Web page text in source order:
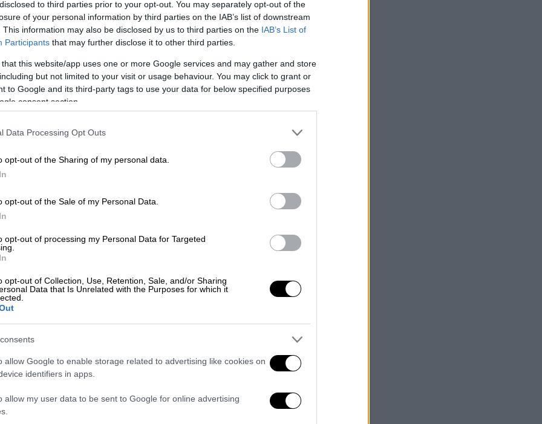
to third parties prior to your opt-out. You may separately opt-out of the
of your personal information by third parties on the IAB’s list of downstream
This information may also be disclosed by us to third parties on the IAB’s List of
Participants that may further disclose it to other third parties.
that this website/app uses one or more Google services and may gather and store
but not limited to your visit or usage behaviour. You may click to grant or
to Google and its third-party tags to use your data for below specified purposes
consent section.
Data Processing Opt Outs
opt-out of the Sharing of my personal data.
opt-out of the Sale of my Personal Data.
opt-out of processing my Personal Data for Targeted
opt-out of Collection, Use, Retention, Sale, and/or Sharing
Data that Is Unrelated with the Purposes for which it
allow Google to enable storage related to advertising like cookies on
identifiers in apps.
allow my user data to be sent to Google for online advertising
το ΕΘΝΟΣ στη Google
στοΙσραήλ προκαλεί έντονες αντιδράσεις
χώρας
σκηνή της Eurovision, μπορεί να
ραδιοτηλεόρασης και, σύμφωνα με
άμεσα τη συμμετοχή της χώρας στον
από τον Αβιχάι Μποαρόν
του δημόσιου
σταθερό και ανεξάρτητο προϋπολογισμό,
στον κρατικό έλεγχο, γεγονός που -